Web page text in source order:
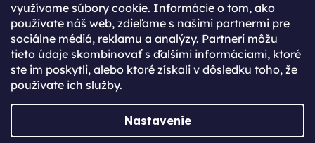
využívame súbory cookie. Informácie o tom, ako
používate náš web, zdieľame s našimi partnermi pre
sociálne médiá, reklamu a analýzy. Partneri môžu
tieto údaje skombinovať s ďalšími informáciami, ktoré
ste im poskytli, alebo ktoré získali v dôsledku toho, že
používate ich služby.
Nastavenie
Rýchlejší nákup vďaka uloženým údajom
Prehľad o stave objednávky
Kompletná história objednávok
Špeciálne akcie, novinky a zľavy pre registrovaných